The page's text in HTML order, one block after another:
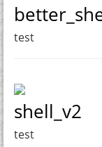
test
shell_v2
test